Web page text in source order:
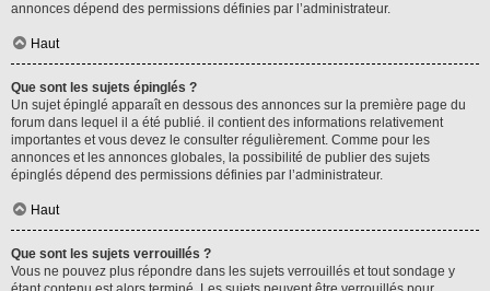
annonces dépend des permissions définies par l’administrateur.
Haut
Que sont les sujets épinglés ?
Un sujet épinglé apparaît en dessous des annonces sur la première page du
forum dans lequel il a été publié. il contient des informations relativement
importantes et vous devez le consulter régulièrement. Comme pour les
annonces et les annonces globales, la possibilité de publier des sujets
épinglés dépend des permissions définies par l’administrateur.
Haut
Que sont les sujets verrouillés ?
Vous ne pouvez plus répondre dans les sujets verrouillés et tout sondage y